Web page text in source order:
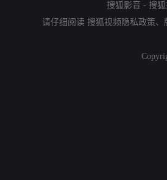
搜狐影音 - 搜
请仔细阅读 搜狐视频隐私政策、